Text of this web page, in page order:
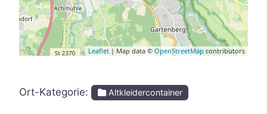
Leaflet| Map data © OpenStreetMap contributors
Ort-Kategorie: Altkleidercontainer